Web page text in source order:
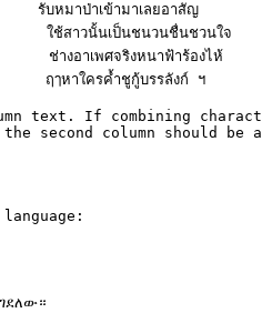
รับหมาป่าเข้ามาเลยอาสัญ
ใช้สาวนั้นเป็นชนวนชื่นชวนใจ
ช่างอาเพศจริงหนาฟ้าร้องไห้
ฤๅหาใครค้ำชูกู้บรรลังก์ ฯ
text. If combining
second column should be